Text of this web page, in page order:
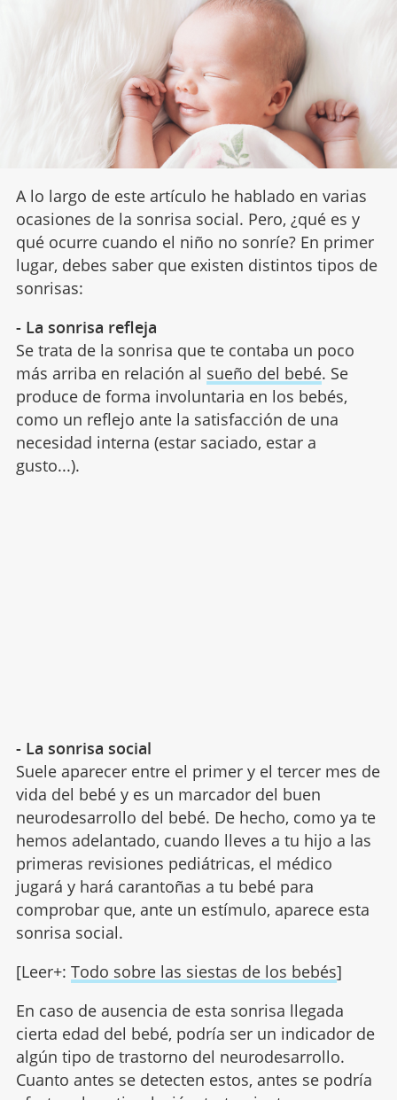
A lo largo de este artículo he hablado en varias
ocasiones de la sonrisa social. Pero, ¿qué es y
qué ocurre cuando el niño no sonríe? En primer
lugar, debes saber que existen distintos tipos de
sonrisas:
- La sonrisa refleja
Se trata de la sonrisa que te contaba un poco
más arriba en relación al sueño del bebé. Se
produce de forma involuntaria en los bebés,
como un reflejo ante la satisfacción de una
necesidad interna (estar saciado, estar a
gusto...).
- La sonrisa social
Suele aparecer entre el primer y el tercer mes de
vida del bebé y es un marcador del buen
neurodesarrollo del bebé. De hecho, como ya te
hemos adelantado, cuando lleves a tu hijo a las
primeras revisiones pediátricas, el médico
jugará y hará carantoñas a tu bebé para
comprobar que, ante un estímulo, aparece esta
sonrisa social.
[Leer+: Todo sobre las siestas de los bebés]
En caso de ausencia de esta sonrisa llegada
cierta edad del bebé, podría ser un indicador de
algún tipo de trastorno del neurodesarrollo.
Cuanto antes se detecten estos, antes se podría